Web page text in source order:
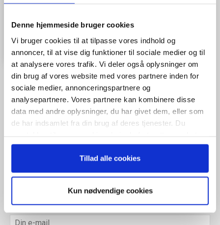
Denne hjemmeside bruger cookies
Vi bruger cookies til at tilpasse vores indhold og
annoncer, til at vise dig funktioner til sociale medier og til
at analysere vores trafik. Vi deler også oplysninger om
din brug af vores website med vores partnere inden for
sociale medier, annonceringspartnere og
analysepartnere. Vores partnere kan kombinere disse
data med andre oplysninger, du har givet dem, eller som
de har indsamlet fra din brug af deres tjenester. Du
anvende vores hjemmeside.
Tillad alle cookies
Kun nødvendige cookies
Når du trykker "modtag bogen" bliver du tilmeldt Bestyrelsesguidens
ugentlige nyhedsbrev samt markedsføring via mail.
Modtag bogen direkte i din
mailboks